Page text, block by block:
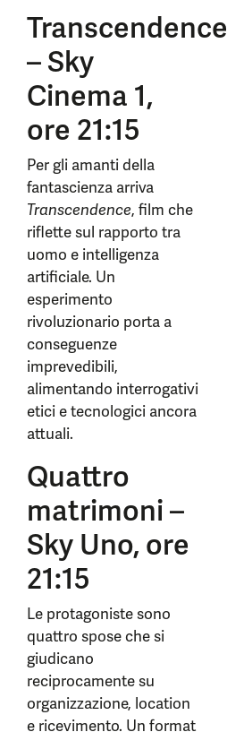
Transcendence
– Sky
Cinema 1,
ore 21:15
Per gli amanti della
fantascienza arriva
Transcendence, film che
riflette sul rapporto tra
uomo e intelligenza
artificiale. Un
esperimento
rivoluzionario porta a
conseguenze
imprevedibili,
alimentando interrogativi
etici e tecnologici ancora
attuali.
Quattro
matrimoni –
Sky Uno, ore
21:15
Le protagoniste sono
quattro spose che si
giudicano
reciprocamente su
organizzazione, location
e ricevimento. Un format